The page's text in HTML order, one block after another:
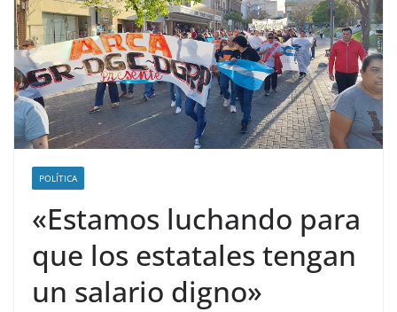
POLÍTICA
«Estamos luchando para
que los estatales tengan
un salario digno»